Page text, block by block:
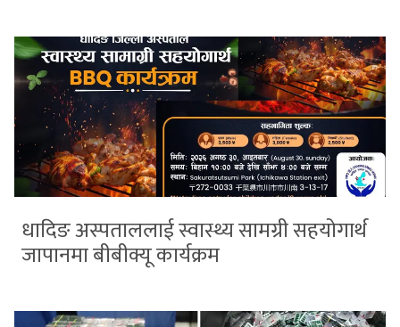
धादिङ अस्पताललाई स्वास्थ्य सामग्री सहयोगार्थ
जापानमा बीबीक्यू कार्यक्रम